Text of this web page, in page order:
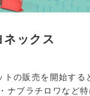
ネックス
の販売を開始す
ブラチロワなど